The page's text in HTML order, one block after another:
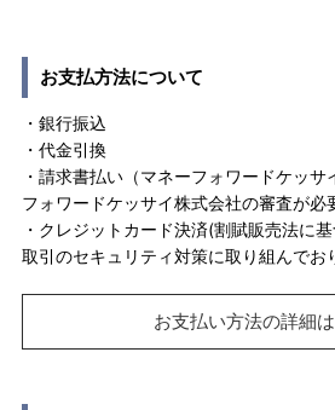
お支払方法について
・銀行振込
・代金引換
・請求書払い（マネーフォワードケッ
フォワードケッサイ株式会社の審査が必
・クレジットカード決済(割賦販売法に
取引のセキュリティ対策に取り組んでお
お支払い方法の詳細